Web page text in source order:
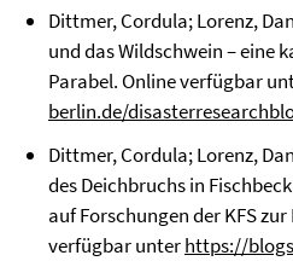
Dittmer, Cordula; Lorenz,
und das Wildschwein – eine
Parabel. Online verfügbar
berlin.de/
Dittmer, Cordula; Lorenz,
des Deichbruchs in
auf Forschungen der KFS
verfügbar unterhttps://